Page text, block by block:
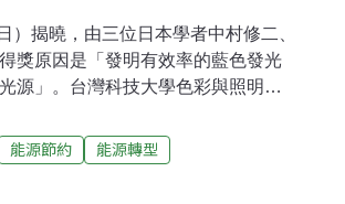
揭曉，由三位日本學者中村修二、
獎原因是「發明有效率的藍色發光
源」。台灣科技大學色彩與照明科
修二解決這個問題後，讓白光LED
大量被使用，比起傳統光源，用
能源節約 能源轉型